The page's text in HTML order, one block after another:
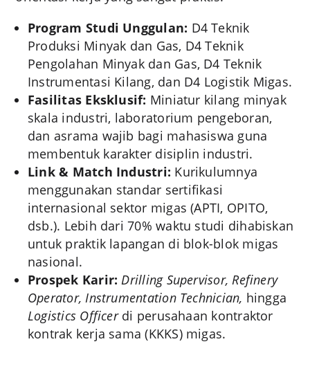
Program Studi Unggulan: D4 Teknik
Produksi Minyak dan Gas, D4 Teknik
Pengolahan Minyak dan Gas, D4 Teknik
Instrumentasi Kilang, dan D4 Logistik Migas.
Fasilitas Eksklusif: Miniatur kilang minyak
skala industri, laboratorium pengeboran,
dan asrama wajib bagi mahasiswa guna
membentuk karakter disiplin industri.
Link & Match Industri: Kurikulumnya
menggunakan standar sertifikasi
internasional sektor migas (APTI, OPITO,
dsb.). Lebih dari 70% waktu studi dihabiskan
untuk praktik lapangan di blok-blok migas
nasional.
Prospek Karir: Drilling Supervisor, Refinery
Operator, Instrumentation Technician, hingga
Logistics Officerdi perusahaan kontraktor
kontrak kerja sama (KKKS) migas.